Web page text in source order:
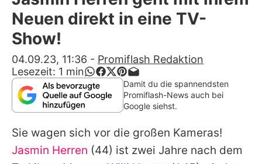
Alle Themen auf Promiflash
App runterladen
Team
Redaktionelle Richtlinien
Impressum
Datenschutzerklärung
Neuen direkt in eine TV-
Show!
04.09.23, 11:36 - Promiflash Redaktion
Lesezeit: 1 min
Damit du die spannendsten
Promiflash-News auch bei
Google siehst.
Sie wagen sich vor die großen Kameras!
Jasmin Herren (44) ist zwei Jahre nach dem